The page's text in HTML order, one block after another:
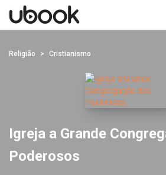
Religião Cristianismo
Igreja a Grande
Poderosos